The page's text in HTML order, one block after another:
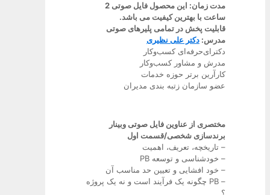
مدت زمان: این محصول فایل صوتی 2
ساعت با بهترین کیفیت می باشد.
قابلیت پخش در تمامی پلیرهای صوتی
مدرس:دکتر علی نظیری
دکترای‌حرفه‎‌ای کسب‌وکار
مدرش و مشاور کسب‌وکار
کارآرین برتر حوزه خدمات
عضو سازمان زتبه بندی مدیران
مختصری از عناوین فایل صوتی وبینار
برندسازی شخصی/قسمت اول
– تاریخچه، تعریف، اهمیت
– خودشناسی و توسعه PB
– خود افشایی و تعیین حد مناسب آن
– PB چگونه یک فرآیند است و نه یک پروژه